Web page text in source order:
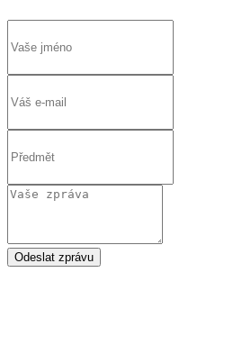
Odeslat zprávu